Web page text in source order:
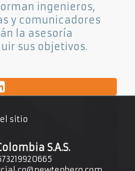
ingenieros,
y comunicadores
la asesoría
sus objetivos.
sitio
S.A.S.